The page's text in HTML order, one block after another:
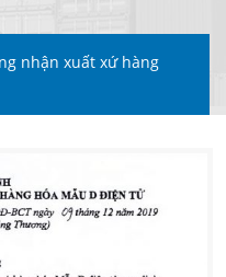
nhận xuất xứ hàng